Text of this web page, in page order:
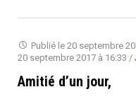
Publié le 20 septembre
20 septembre 2017 à 16:33 /
Amitié d’un jour,